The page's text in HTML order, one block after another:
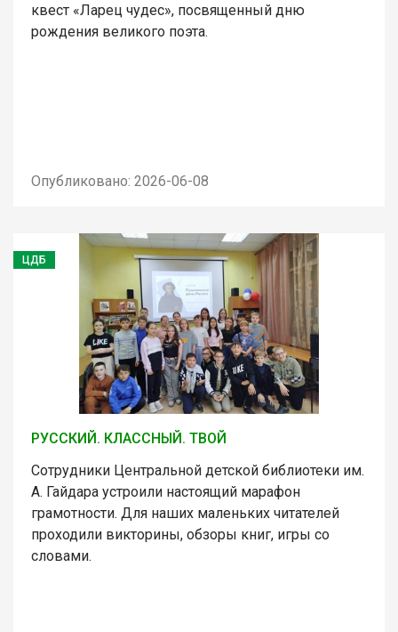
квест «Ларец чудес», посвященный дню
рождения великого поэта.
Опубликовано: 2026-06-08
ЦДБ
РУССКИЙ. КЛАССНЫЙ. ТВОЙ
Сотрудники Центральной детской библиотеки им.
А. Гайдара устроили настоящий марафон
грамотности. Для наших маленьких читателей
проходили викторины, обзоры книг, игры со
словами.